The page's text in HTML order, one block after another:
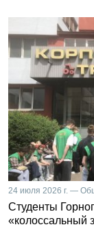
24 июля 2026 г. —
Студенты
«колоссальный